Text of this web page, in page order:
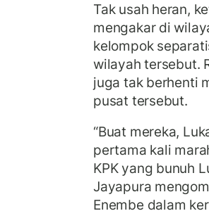
Tak usah heran,
mengakar di
kelompok
wilayah tersebut.
juga tak berhenti
pusat tersebut.
“Buat mereka,
pertama kali
KPK yang bunuh
Jayapura
Enembe dalam